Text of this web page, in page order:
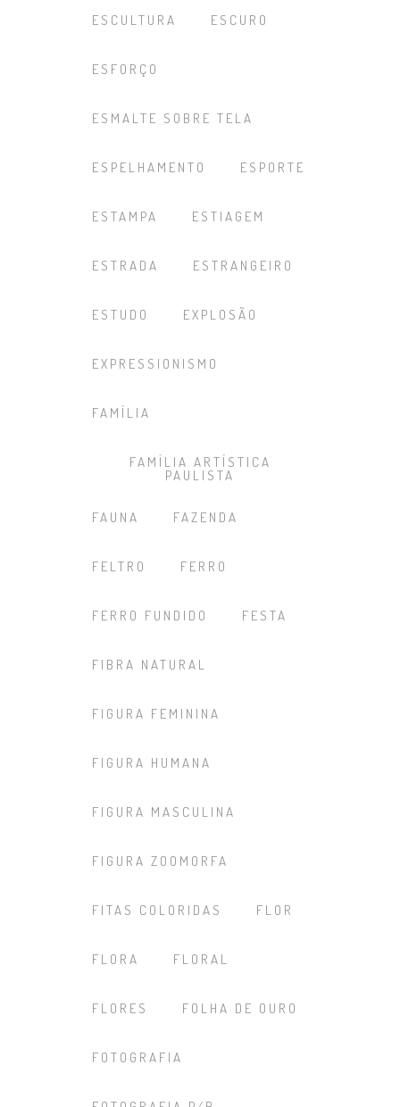
ESCULTURA ESCURO
ESFORÇO
ESMALTE SOBRE TELA
ESPELHAMENTO ESPORTE
ESTAMPA ESTIAGEM
ESTRADA ESTRANGEIRO
ESTUDO EXPLOSÃO
EXPRESSIONISMO
FAMÍLIA
FAMÍLIA ARTÍSTICA
PAULISTA
FAUNA FAZENDA
FELTRO FERRO
FERRO FUNDIDO FESTA
FIBRA NATURAL
FIGURA FEMININA
FIGURA HUMANA
FIGURA MASCULINA
FIGURA ZOOMORFA
FITAS COLORIDAS FLOR
FLORA FLORAL
FLORES FOLHA DE OURO
FOTOGRAFIA